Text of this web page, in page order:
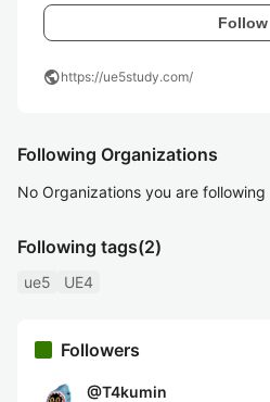
Follow
publichttps://ue5study.com/
Following Organizations
No Organizations you are following
Following tags(2)
ue5 UE4
Followers
@T4kumin